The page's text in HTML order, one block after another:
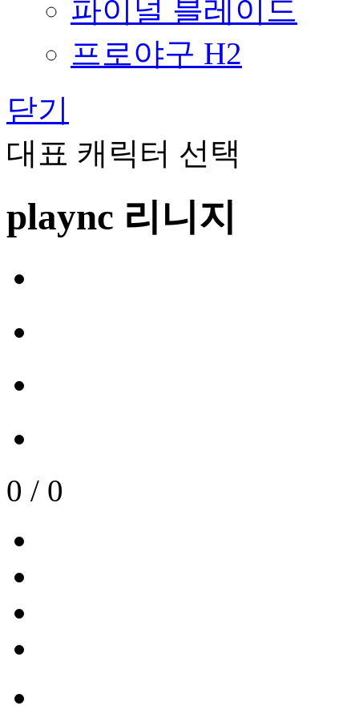
파이널 블레이드
프로야구 H2
닫기
대표 캐릭터 선택
plaync 리니지
0 / 0